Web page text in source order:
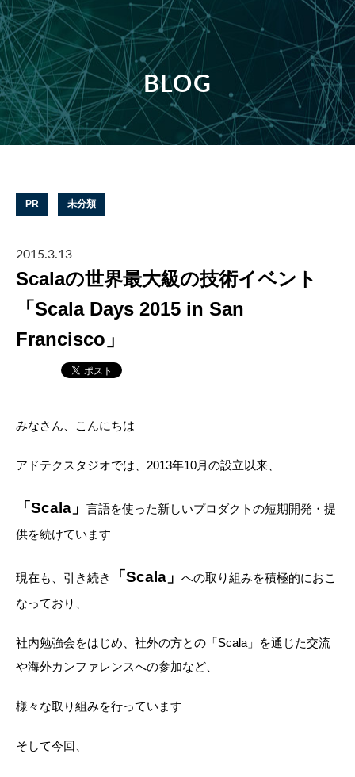
BLOG
PR 未分類
2015.3.13
Scalaの世界最大級の技術イベント
「Scala Days 2015 in San
Francisco」
みなさん、こんにちは
アドテクスタジオでは、2013年10月の設立以来、
「Scala」 言語を使った新しいプロダクトの短期開発・提
供を続けています
現在も、引き続き 「Scala」 への取り組みを積極的におこ
なっており、
社内勉強会をはじめ、社外の方との「Scala」を通じた交流
や海外カンファレンスへの参加など、
様々な取り組みを行っています
そして今回、